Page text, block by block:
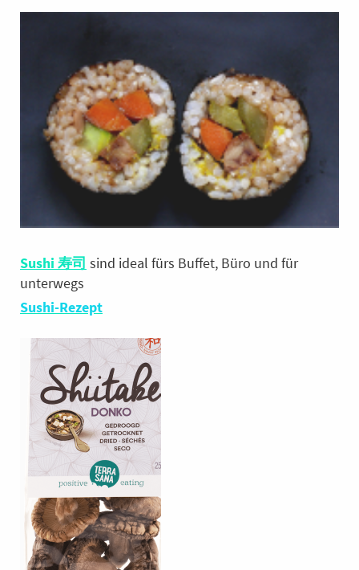
Sushi 寿司 sind ideal fürs Buffet, Büro und für
unterwegs
Sushi-Rezept